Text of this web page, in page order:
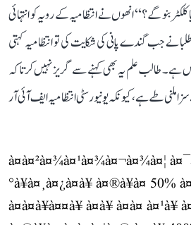
بنو گے؟‘‘ انھوں نے انتظامیہ کے رویہ کو انتہائی
نے جب گندے پانی کی شکایت کی تو انتظامیہ کہتی
ہے۔ طالب علم یہ بھی کہنے سے گریز نہیں کرتا کہ
ملنی طے ہے، کیونکہ یونیورسٹی انتظامیہ ایف آئی آر
à¤à¤²à¤¾à¤¹à¤¾à¤¬à¤¾à¤¦
°à¥à¤¸à¤¿à¤à¥ à¤®à¥à¤ 50%
à¤à¤à¥à¤¤à¥ à¤à¥ à¤à¤ à¤¹à¥